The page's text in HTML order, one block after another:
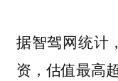
据智驾网统计
资，估值最高